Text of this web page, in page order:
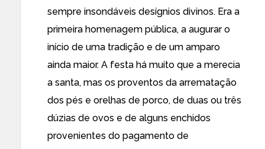
sempre insondáveis desígnios divinos. Era a
primeira homenagem pública, a augurar o
início de uma tradição e de um amparo
ainda maior. A festa há muito que a merecia
a santa, mas os proventos da arrematação
dos pés e orelhas de porco, de duas ou três
dúzias de ovos e de alguns enchidos
provenientes do pagamento de